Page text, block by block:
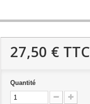
27,50 € TTC
Quantité